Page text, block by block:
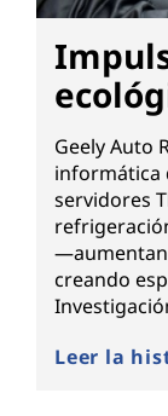
Geely Auto
informática
servidores
creando
Leer la